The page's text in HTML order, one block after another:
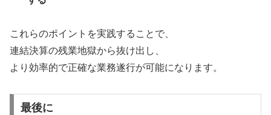
これらのポイントを実践することで、
連結決算の残業地獄から抜け出し、
より効率的で正確な業務遂行が可能になります。
最後に